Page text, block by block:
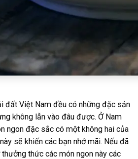
đất Việt Nam đều có những đặc sản
không lẫn vào đâu được. Ở Nam
ngon đặc sắc có một không hai của
sẽ khiến các bạn nhớ mãi. Nếu đã
thức các món ngon này các